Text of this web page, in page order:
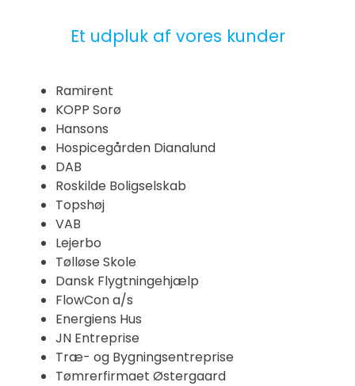
Et udpluk af vores kunder
Ramirent
KOPP Sorø
Hansons
Hospicegården Dianalund
DAB
Roskilde Boligselskab
Topshøj
VAB
Lejerbo
Tølløse Skole
Dansk Flygtningehjælp
FlowCon a/s
Energiens Hus
JN Entreprise
Træ- og Bygningsentreprise
Tømrerfirmaet Østergaard